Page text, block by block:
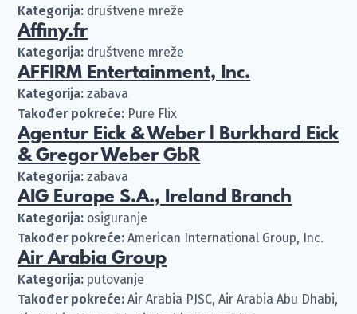
Kategorija: društvene mreže
Affiny.fr
Kategorija: društvene mreže
AFFIRM Entertainment, Inc.
Kategorija: zabava
Također pokreće: Pure Flix
Agentur Eick & Weber | Burkhard Eick
& Gregor Weber GbR
Kategorija: zabava
AIG Europe S.A., Ireland Branch
Kategorija: osiguranje
Također pokreće: American International Group, Inc.
Air Arabia Group
Kategorija: putovanje
Također pokreće: Air Arabia PJSC, Air Arabia Abu Dhabi,